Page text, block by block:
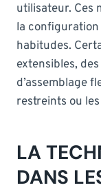
utilisateur. Ces
la configuration
habitudes.
extensibles,
d’assemblage
restreints ou
LA
DANS